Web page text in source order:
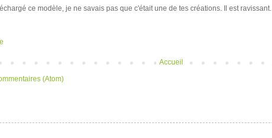
ce modèle, je ne savais pas que c'était une de tes créations. Il est ravissant.
Accueil
(Atom)